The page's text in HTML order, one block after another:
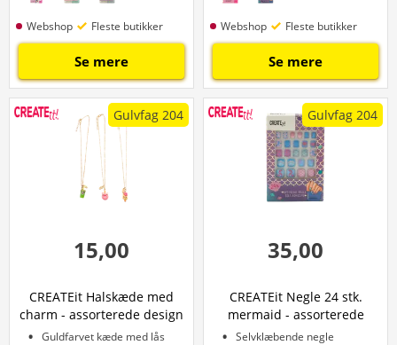
Webshop Fleste butikker
Se mere
Webshop Fleste butikker
Se mere
Gulvfag 204
15,00
CREATEit Halskæde med
charm - assorterede design
Guldfarvet kæde med lås
Gulvfag 204
35,00
CREATEit Negle 24 stk.
mermaid - assorterede
design
Selvklæbende negle